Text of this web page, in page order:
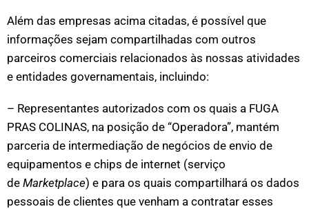
Além das empresas acima citadas, é possível que
informações sejam compartilhadas com outros
parceiros comerciais relacionados às nossas atividades
e entidades governamentais, incluindo:
– Representantes autorizados com os quais a FUGA
PRAS COLINAS, na posição de “Operadora”, mantém
parceria de intermediação de negócios de envio de
equipamentos e chips de internet (serviço
de Marketplace) e para os quais compartilhará os dados
pessoais de clientes que venham a contratar esses